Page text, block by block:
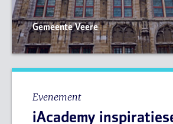
Gemeente Veere
Evenement
iAcademy